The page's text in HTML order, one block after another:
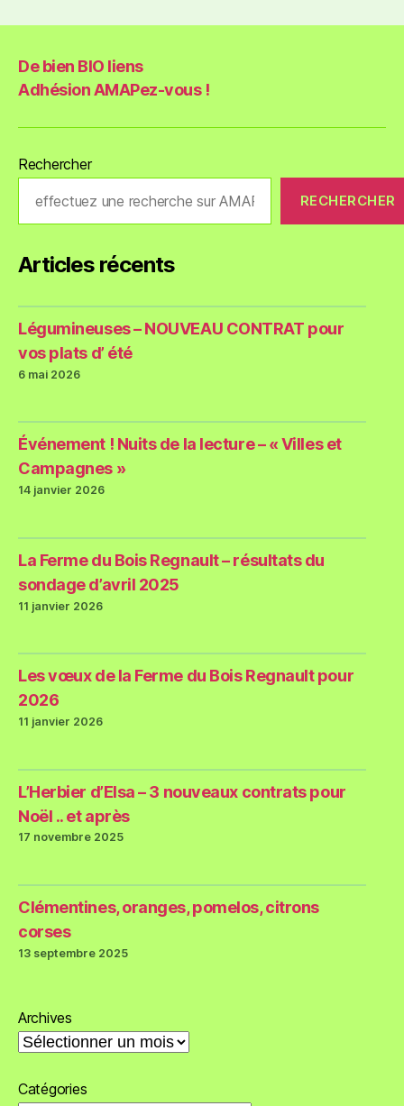
De bien BIO liens
Adhésion AMAPez-vous !
Rechercher
RECHERCHER
Articles récents
Légumineuses – NOUVEAU CONTRAT pour
vos plats d’ été
6 mai 2026
Événement ! Nuits de la lecture – « Villes et
Campagnes »
14 janvier 2026
La Ferme du Bois Regnault – résultats du
sondage d’avril 2025
11 janvier 2026
Les vœux de la Ferme du Bois Regnault pour
2026
11 janvier 2026
L’Herbier d’Elsa – 3 nouveaux contrats pour
Noël .. et après
17 novembre 2025
Clémentines, oranges, pomelos, citrons
corses
13 septembre 2025
Archives
Catégories